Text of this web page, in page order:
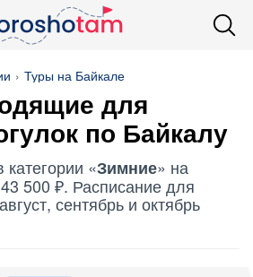
Туры на Байкале
для
по Байкалу
«Зимние» на
500 ₽. Расписание для
сентябрь и октябрь